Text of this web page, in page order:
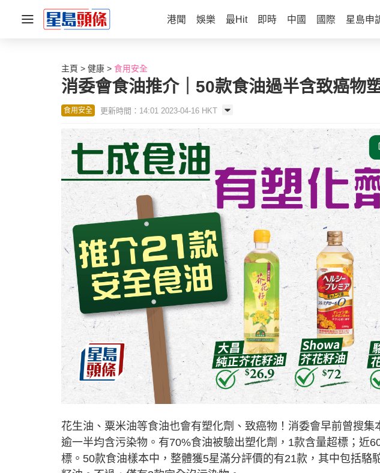
港聞 娛樂 最Hit 即時 中國 國際 星島申
主頁 健康 食用安全
消委會食油推介｜50款食油過半含致癌物
食用安全 更新時間：14:01 2023-04-16 HKT
花生油、粟米油等食油也會有塑化劑、致癌物！消委會早前曾搜
逾一半均含污染物。有70%食油被驗出塑化劑，1款含量超標；近
標。50款食油樣本中，整體獲5星滿分評價的有21款，其中包括駱